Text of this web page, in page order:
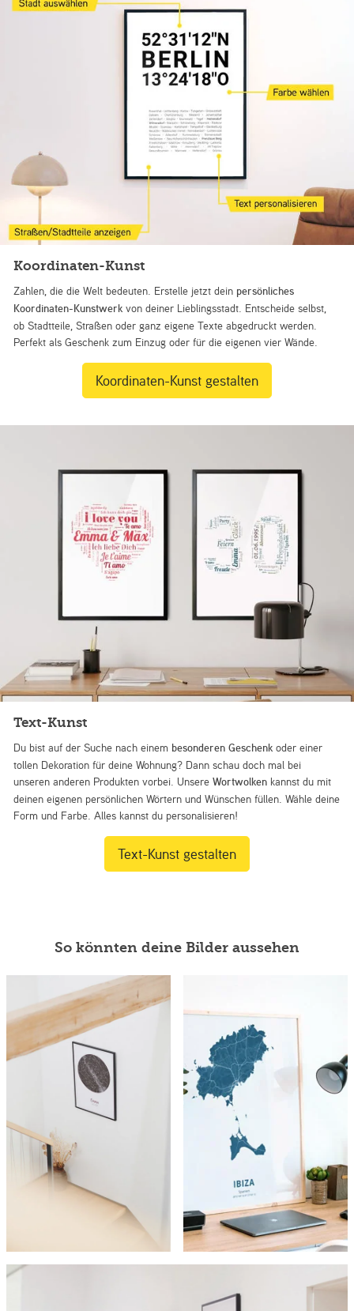
Koordinaten-Kunst
Zahlen, die die Welt bedeuten. Erstelle jetzt dein persönliches
Koordinaten-Kunstwerk von deiner Lieblingsstadt. Entscheide selbst,
ob Stadtteile, Straßen oder ganz eigene Texte abgedruckt werden.
Perfekt als Geschenk zum Einzug oder für die eigenen vier Wände.
Koordinaten-Kunst gestalten
Text-Kunst
Du bist auf der Suche nach einem besonderen Geschenk oder einer
tollen Dekoration für deine Wohnung? Dann schau doch mal bei
unseren anderen Produkten vorbei. UnsereWortwolken kannst du mit
deinen eigenen persönlichen Wörtern und Wünschen füllen. Wähle deine
Form und Farbe. Alles kannst du personalisieren!
Text-Kunst gestalten
So könnten deine Bilder aussehen